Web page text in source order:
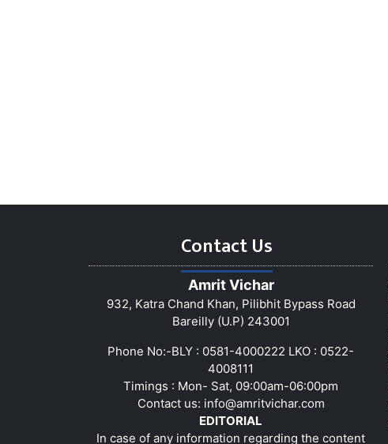
Contact Us
Amrit Vichar
932, Katra Chand Khan, Pilibhit Bypass Road
Bareilly (U.P) 243001
Phone No:-BLY : 0581-4000222 LKO : 0522-
4008111
Timings : Mon- Sat, 09:00am-06:00pm
Contact us: info@amritvichar.com
EDITORIAL
In case of any information regarding the content